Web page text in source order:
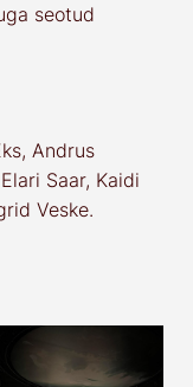
seotud
Andrus
Saar, Kaidi
Veske.